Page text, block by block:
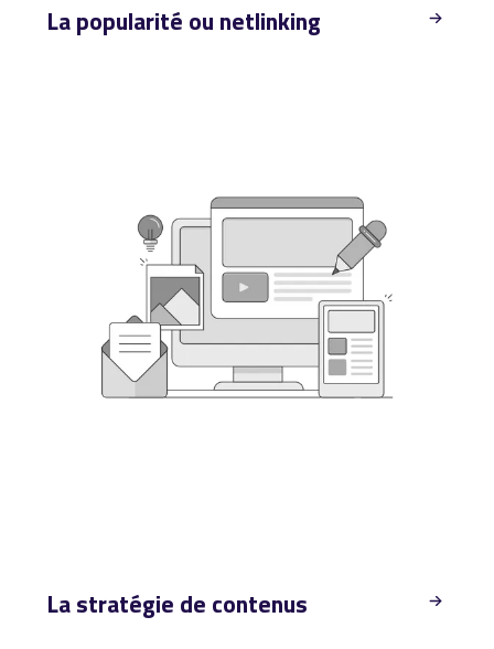
La popularité ou netlinking
La stratégie de contenus